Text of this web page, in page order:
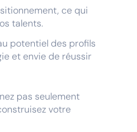
ce qui
talents.
potentiel des profils
et envie de réussir
pas seulement
votre